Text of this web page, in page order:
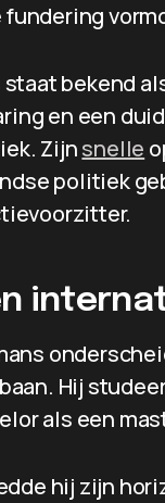
staat bekend
en een
Zijnsnelle
politiek
Hij
als een
hij zijn